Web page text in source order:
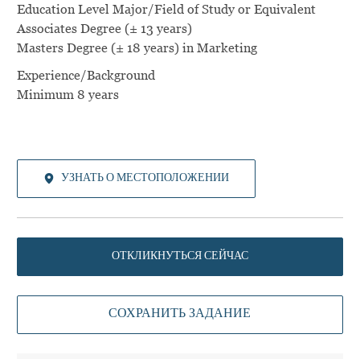
Education Level Major/Field of Study or Equivalent
Associates Degree (± 13 years)
Masters Degree (± 18 years) in Marketing
Experience/Background
Minimum 8 years
УЗНАТЬ О МЕСТОПОЛОЖЕНИИ
ОТКЛИКНУТЬСЯ СЕЙЧАС
СОХРАНИТЬ ЗАДАНИЕ